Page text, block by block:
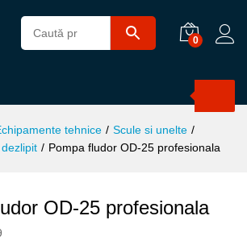
0
tehnice / Scule si unelte /
/ Pompa fludor OD-25 profesionala
OD-25 profesionala